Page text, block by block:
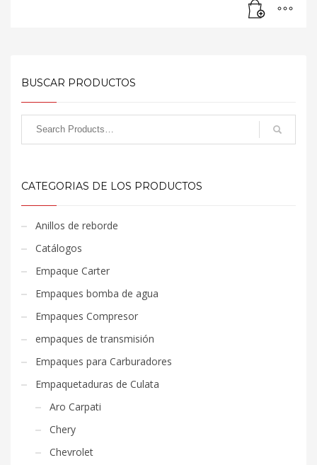
BUSCAR PRODUCTOS
CATEGORIAS DE LOS PRODUCTOS
Anillos de reborde
Catálogos
Empaque Carter
Empaques bomba de agua
Empaques Compresor
empaques de transmisión
Empaques para Carburadores
Empaquetaduras de Culata
Aro Carpati
Chery
Chevrolet